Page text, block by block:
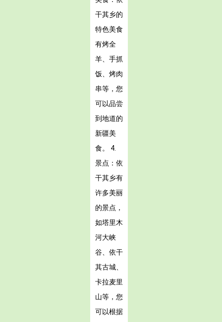
干其乡的
特色美食
有烤全
羊、手抓
饭、烤肉
串等，您
可以品尝
到地道的
新疆美
食。 4.
景点：依
干其乡有
许多美丽
的景点，
如塔里木
河大峡
谷、依干
其古城、
卡拉麦里
山等，您
可以根据